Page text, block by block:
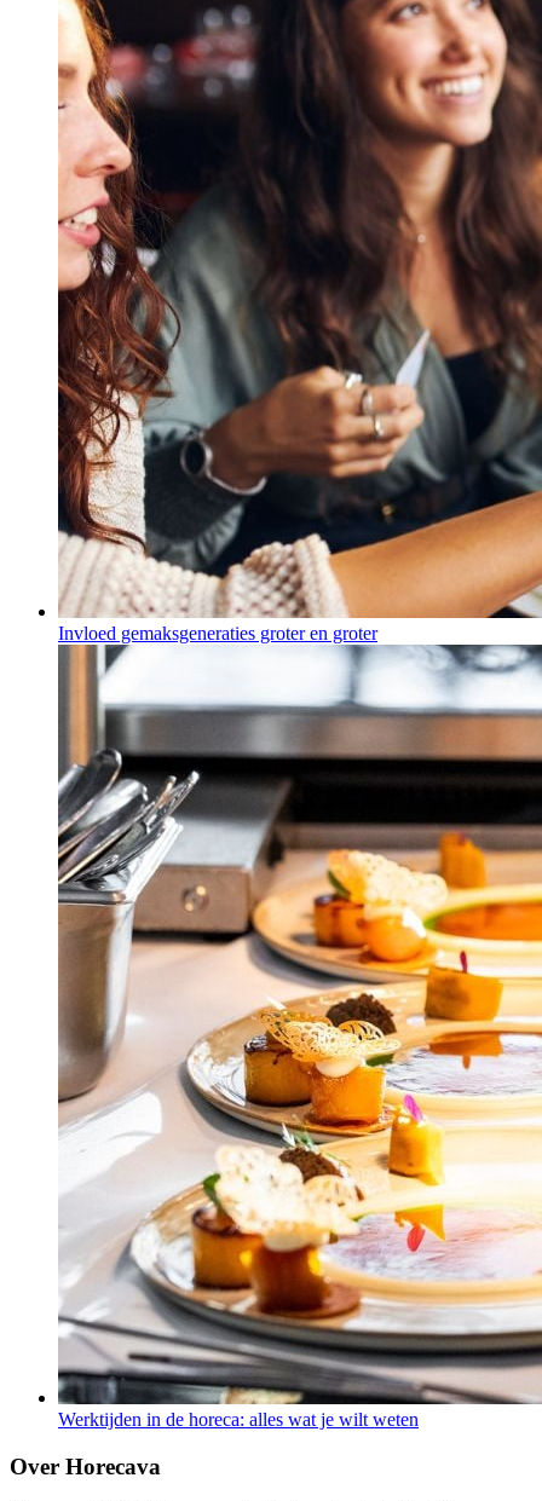
Invloed gemaksgeneraties groter en groter
Werktijden in de horeca: alles wat je wilt weten
Over Horecava